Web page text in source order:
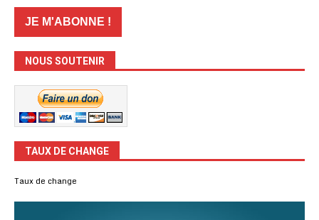
NOUS SOUTENIR
TAUX DE CHANGE
Taux de change